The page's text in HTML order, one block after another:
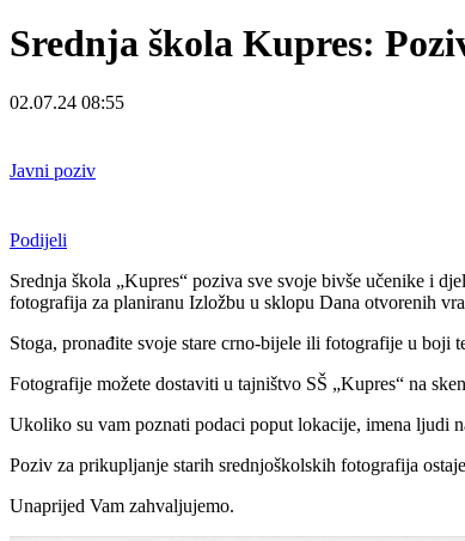
Srednja škola Kupres:
02.07.24 08:55
Javni poziv
Podijeli
Srednja škola „Kupres“ poziva sve svoje bivše učenike i
fotografija za planiranu Izložbu u sklopu Dana otvorenih
Stoga, pronađite svoje stare crno-bijele ili fotografije u boji
Fotografije možete dostaviti u tajništvo SŠ „Kupres“ na
Ukoliko su vam poznati podaci poput lokacije, imena ljudi
Poziv za prikupljanje starih srednjoškolskih fotografija
Unaprijed Vam zahvaljujemo.